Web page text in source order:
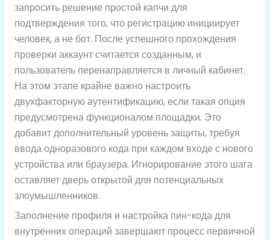
запросить решение простой капчи для
подтверждения того, что регистрацию инициирует
человек, а не бот. После успешного прохождения
проверки аккаунт считается созданным, и
пользователь перенаправляется в личный кабинет.
На этом этапе крайне важно настроить
двухфакторную аутентификацию, если такая опция
предусмотрена функционалом площадки. Это
добавит дополнительный уровень защиты, требуя
ввода одноразового кода при каждом входе с нового
устройства или браузера. Игнорирование этого шага
оставляет дверь открытой для потенциальных
злоумышленников.
Заполнение профиля и настройка пин-кода для
внутренних операций завершают процесс первичной